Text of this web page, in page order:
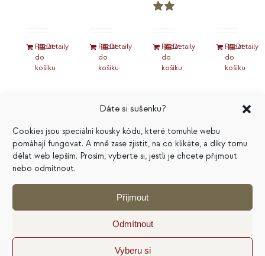
Dáte si sušenku?
Cookies jsou speciální kousky kódu, které tomuhle webu
pomáhají fungovat. A mně zase zjistit, na co klikáte, a díky tomu
dělat web lepším. Prosím, vyberte si, jestli je chcete přijmout
nebo odmítnout.
Přijmout
Odmítnout
Vyberu si
Přidat
do
košíku
Detaily
Přidat
do
košíku
Detaily
z 5Přidat
do
košíku
Detaily
Přidat
do
košíku
Detaily
Magický
update
Kruh
podnikatelek
1400Kč